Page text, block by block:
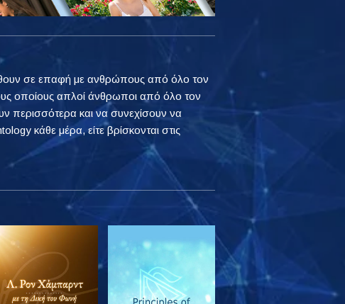
σε επαφή με ανθρώπους από όλο τον
οποίους απλοί άνθρωποι από όλο τον
περισσότερα και να συνεχίσουν να
κάθε μέρα, είτε βρίσκονται στις